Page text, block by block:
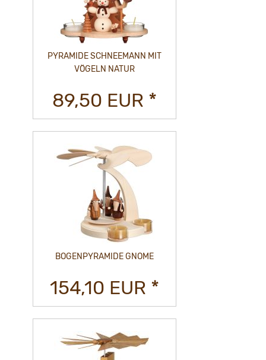
PYRAMIDE SCHNEEMANN MIT
VÖGELN NATUR
89,50 EUR *
BOGENPYRAMIDE GNOME
154,10 EUR *